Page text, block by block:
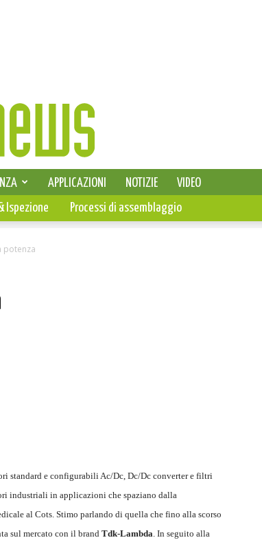
DI ELETTRONICA
APPLICAZIONI NOTIZIE
VIDEO
Ispezione Processi di assemblaggio
potenza
standard e configurabili Ac/Dc, Dc/Dc converter e filtri
industriali in applicazioni che spaziano dalla
al Cots. Stimo parlando di quella che fino alla scorso
sul mercato con il brand Tdk-Lambda. In seguito alla